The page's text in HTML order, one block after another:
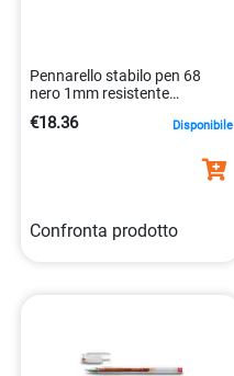
Pennarello stabilo pen 68
nero 1mm resistente
€18.36 Disponibile
Confronta prodotto